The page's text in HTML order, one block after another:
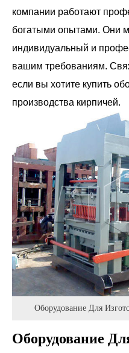
компании работают
богатыми опытами. Они
индивидуальный и
вашим требованиям.
если вы хотите купить
производства кирпичей.
Оборудование Для
Оборудование